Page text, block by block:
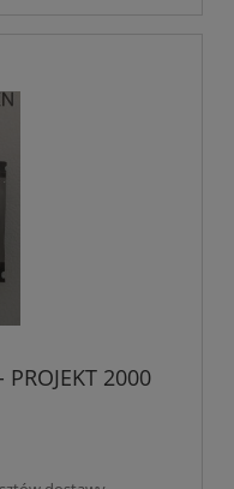
PROJEKT 2000